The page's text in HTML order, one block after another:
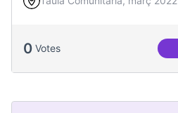
0 Votes